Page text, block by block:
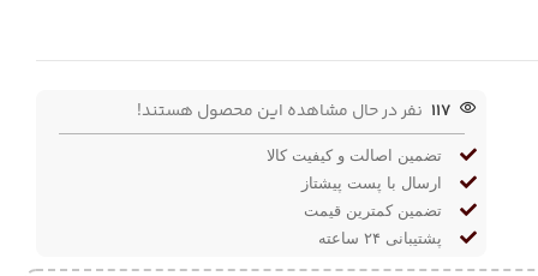
117 نفر در حال مشاهده این محصول هستند!
تضمین اصالت و کیفیت کالا
ارسال با پست پیشتاز
تضمین کمترین قیمت
پشتیبانی ۲۴ ساعته